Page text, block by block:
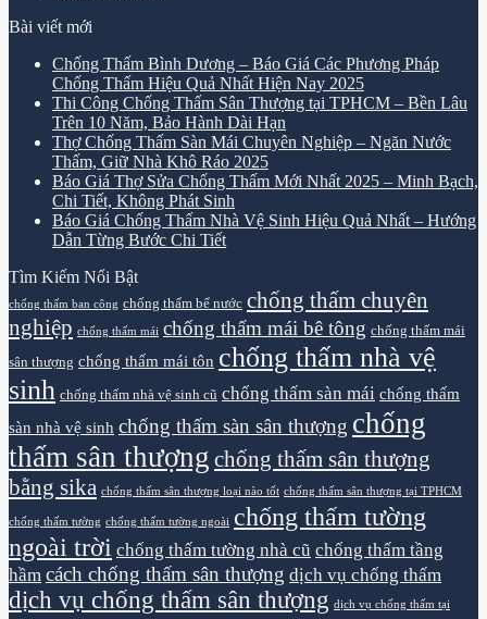
Bài viết mới
Chống Thấm Bình Dương – Báo Giá Các Phương Pháp
Chống Thấm Hiệu Quả Nhất Hiện Nay 2025
Thi Công Chống Thấm Sân Thượng tại TPHCM – Bền Lâu
Trên 10 Năm, Bảo Hành Dài Hạn
Thợ Chống Thấm Sàn Mái Chuyên Nghiệp – Ngăn Nước
Thấm, Giữ Nhà Khô Ráo 2025
Báo Giá Thợ Sửa Chống Thấm Mới Nhất 2025 – Minh Bạch,
Chi Tiết, Không Phát Sinh
Báo Giá Chống Thấm Nhà Vệ Sinh Hiệu Quả Nhất – Hướng
Dẫn Từng Bước Chi Tiết
Tìm Kiếm Nổi Bật
chống thấm ban công chống thấm bể nước chống thấm chuyên
nghiệp chống thấm mái chống thấm mái bê tông chống thấm mái
sân thượng chống thấm mái tôn chống thấm nhà vệ
sinh chống thấm nhà vệ sinh cũ chống thấm sàn mái chống thấm
sàn nhà vệ sinh chống thấm sàn sân thượng chống
thấm sân thượng chống thấm sân thượng
bằng sika chống thấm sân thượng loại nào tốt chống thấm sân thượng tại TPHCM
chống thấm tường chống thấm tường ngoài chống thấm tường
ngoài trời chống thấm tường nhà cũ chống thấm tầng
hầm cách chống thấm sân thượng dịch vụ chống thấm
dịch vụ chống thấm sân thượng dịch vụ chống thấm tại